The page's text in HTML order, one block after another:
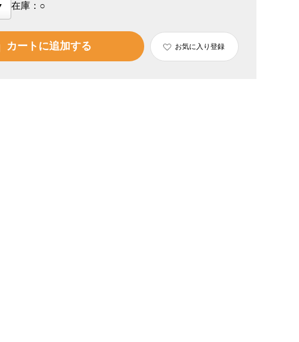
在庫： ○
カートに追加する お気に入り登録